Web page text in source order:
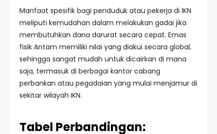
Manfaat spesifik bagi penduduk atau pekerja di IKN
meliputi kemudahan dalam melakukan gadai jika
membutuhkan dana darurat secara cepat. Emas
fisik Antam memiliki nilai yang diakui secara global,
sehingga sangat mudah untuk dicairkan di mana
saja, termasuk di berbagai kantor cabang
perbankan atau pegadaian yang mulai menjamur di
sekitar wilayah IKN.
Tabel Perbandingan: